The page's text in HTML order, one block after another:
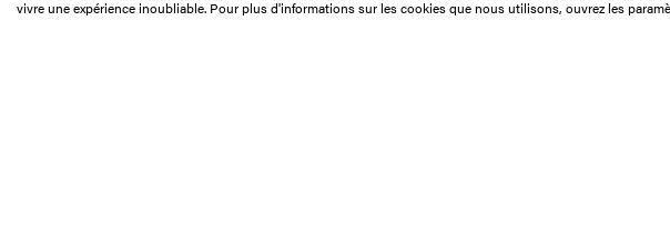
Docuthèque
vivre une expérience inoubliable. Pour plus d'informations sur les cookies que nous utilisons, ouvrez les